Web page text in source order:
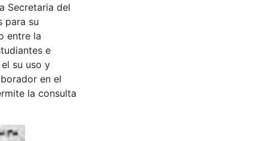
Secretaria del
para su
entre la
e
su uso y
en el
la consulta